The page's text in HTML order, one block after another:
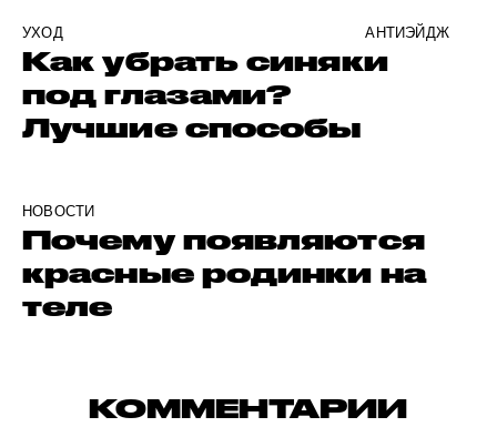
УХОД АНТИЭЙДЖ
Как убрать синяки
под глазами?
Лучшие способы
НОВОСТИ
Почему появляются
красные родинки на
теле
КОММЕНТАРИИ